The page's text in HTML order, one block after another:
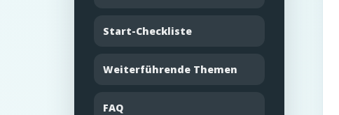
Start-Checkliste
Weiterführende Themen
FAQ